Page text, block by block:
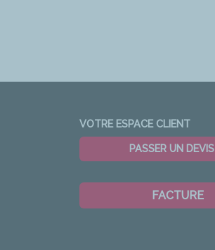
VOTRE ESPACE CLIENT
PASSER UN DEVIS
FACTURE